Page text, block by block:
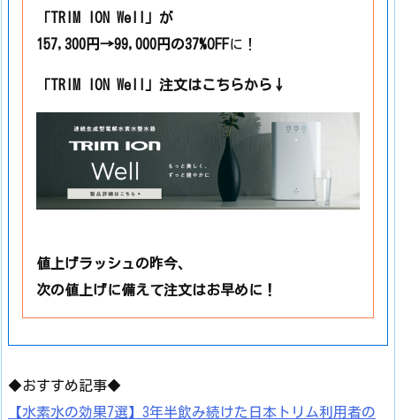
「TRIM ION Well」 が
157,300円→99,000円の37%OFFに！
「TRIM ION Well」注文はこちらから↓
値上げラッシュの昨今、
次の値上げに備えて注文はお早めに！
◆おすすめ記事◆
【水素水の効果7選】3年半飲み続けた日本トリム利用者の